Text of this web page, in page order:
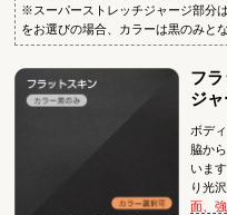
※スーパーストレッチジャージ部分
をお選びの場合、カラーは黒のみと
フ
ジ
ボデ
脇か
いま
り光
面、